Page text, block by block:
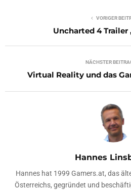
VORIGER
Uncharted 4 Trailer
NÄCHSTER
Virtual Reality und das
Hannes
Hannes hat 1999 Gamers.at, das
Österreichs, gegründet und